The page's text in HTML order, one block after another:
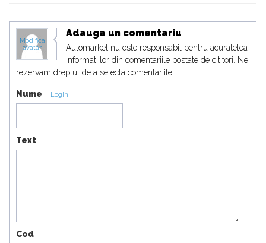
Modifica
avatar
Adauga un comentariu
Automarket nu este responsabil pentru acuratetea
informatiilor din comentariile postate de cititori. Ne
rezervam dreptul de a selecta comentariile.
Nume Login
Text
Cod